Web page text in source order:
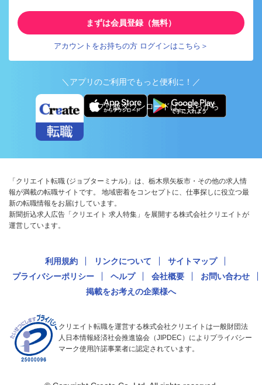
まずは会員登録（無料）
アカウントをお持ちの方 ログインはこちら＞
＼アプリのご利用でもっと便利に！／
アプリ版ダウンロードはこちらから
「クリエイト転職 (ジョブターミナル)」は、栃木県矢板市・その他の求人情
報が満載の転職サイトです。 地域密着をコンセプトに、仕事探しに役立つ最
新の転職情報をお届けしています。
新聞折込求人広告「クリエイト 求人特集」を展開する株式会社クリエイトが
運営しています。
利用規約 リンクについて
サイトマップ
プライバシーポリシー
ヘルプ 会社概要
お問い合わせ
掲載をお考えの企業様へ
クリエイト転職を運営する株式会社クリエイトは一般財団法
人日本情報経済社会推進協会（JIPDEC）によりプライバシー
マーク使用許諾事業者に認定されています。